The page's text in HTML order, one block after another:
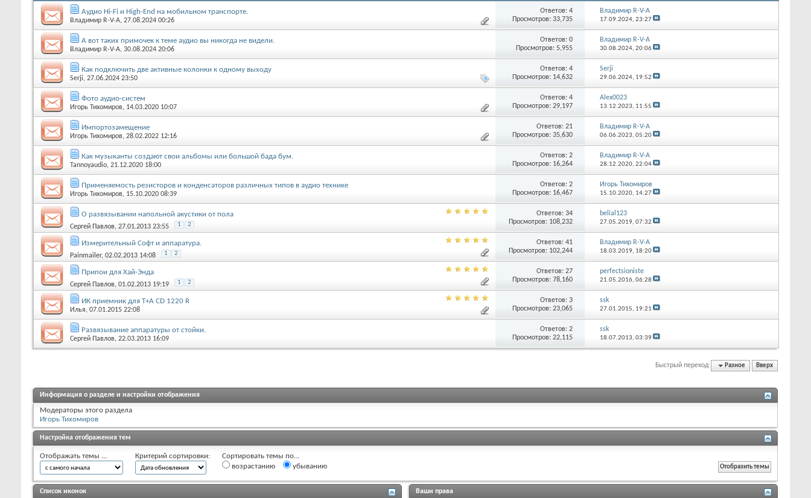
Аудио Hi-Fi и High-End на мобильном транспорте.
Владимир R-V-A, 27.08.2024 00:26
Ответов:4
Просмотров: 33,735
Владимир R-V-A
17.09.2024, 23:27
А вот таких примочек к теме аудио вы никогда не видели.
Владимир R-V-A, 30.08.2024 20:06
Ответов:0
Просмотров: 5,955
Владимир R-V-A
30.08.2024, 20:06
Как подключить две активные колонки к одному выходу
Serji, 27.06.2024 23:50
Ответов:4
Просмотров: 14,632
Serji
29.06.2024, 19:52
Фото аудио-систем
Игорь Тихомиров, 14.03.2020 10:07
Ответов:4
Просмотров: 29,197
Alex0023
13.12.2023, 11:55
Импортозамещение
Игорь Тихомиров, 28.02.2022 12:16
Ответов:21
Просмотров: 35,630
Владимир R-V-A
06.06.2023, 05:20
Как музыканты создают свои альбомы или большой бада бум.
Tannoyaudio, 21.12.2020 18:00
Ответов:2
Просмотров: 16,264
Владимир R-V-A
28.12.2020, 22:04
Применяемость резисторов и конденсаторов различных типов в аудио технике
Игорь Тихомиров, 15.10.2020 08:39
Ответов:2
Просмотров: 16,467
Игорь Тихомиров
15.10.2020, 14:27
О развязывании напольной акустики от пола
Сергей Павлов, 27.01.2013 23:55 1 2
Ответов:34
Просмотров: 108,232
belial123
27.05.2019, 07:32
Измерительный Софт и аппаратура.
Painmailer, 02.02.2013 14:08 1 2
Ответов:41
Просмотров: 102,244
Владимир R-V-A
18.03.2019, 18:20
Припои для Хай-Энда
Сергей Павлов, 01.02.2013 19:19 1 2
Ответов:27
Просмотров: 78,160
perfectsioniste
21.05.2016, 06:28
ИК приемник для T+A CD 1220 R
Илья, 07.01.2015 22:08
Ответов:3
Просмотров: 23,065
ssk
27.01.2015, 19:21
Развязывание аппаратуры от стойки.
Сергей Павлов, 22.03.2013 16:09
Ответов:2
Просмотров: 22,115
ssk
18.07.2013, 03:39
Быстрый переход Разное Вверх
Информация о разделе и настройки отображения
Модераторы этого раздела
Игорь Тихомиров
Настройка отображения тем
Отображать темы ... Критерий сортировки:
Сортировать темы по...
возрастанию
убыванию
Список иконок Ваши права